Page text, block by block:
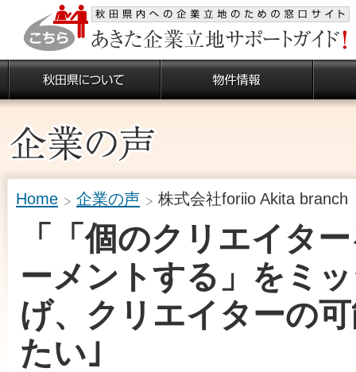
Home 企業の声 株式会社foriio Akita branch
「「個のクリエイタ
ーメントする」をミ
げ、クリエイターの
たい｣